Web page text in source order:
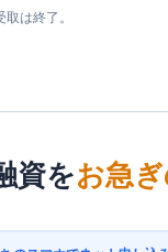
は終了。
資をお急